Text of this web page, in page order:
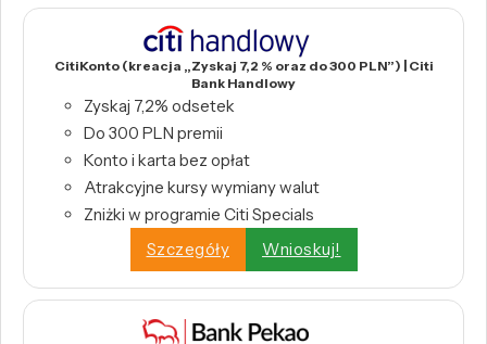
CitiKonto (kreacja „Zyskaj 7,2 % oraz do 300 PLN”) | Citi
Bank Handlowy
Zyskaj 7,2% odsetek
Do 300 PLN premii
Konto i karta bez opłat
Atrakcyjne kursy wymiany walut
Zniżki w programie Citi Specials
Szczegóły
Wnioskuj!